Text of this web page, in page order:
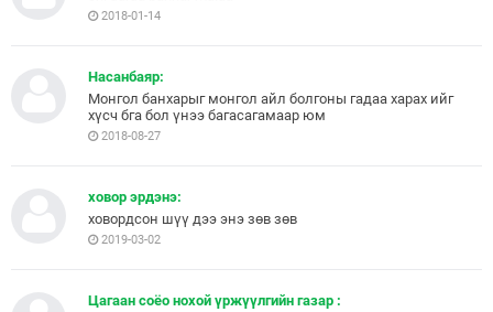
2018-01-14
Насанбаяр:
Монгол банхарыг монгол айл болгоны гадаа харах ийг
хүсч бга бол үнээ багасагамаар юм
2018-08-27
ховор эрдэнэ:
ховордсон шүү дээ энэ зөв зөв
2019-03-02
Цагаан соёо нохой үржүүлгийн газар :